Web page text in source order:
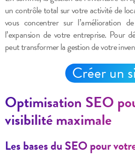
un contrôle total sur votre activité de
vous concentrer sur l’amélioration
l’expansion de votre entreprise. Pour
peut transformer la gestion de votre
Créer un
Optimisation SEO
visibilité maximale
Les bases du SEO pour